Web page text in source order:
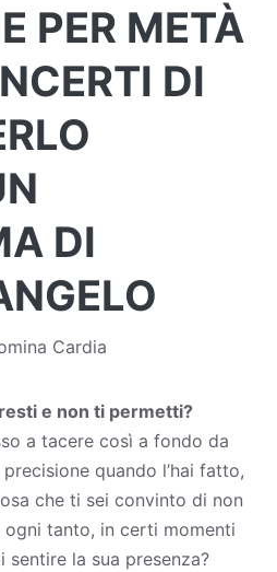
PER METÀ
DI
DI
Cardia
e non ti permetti?
a tacere così a fondo da
quando l’hai fatto,
che ti sei convinto di non
tanto, in certi momenti
la sua presenza?